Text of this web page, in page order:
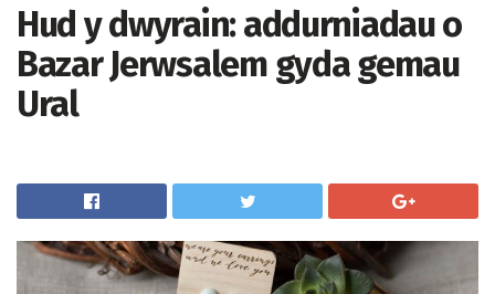
Hud y dwyrain: addurniadau o
Bazar Jerwsalem gyda gemau
Ural